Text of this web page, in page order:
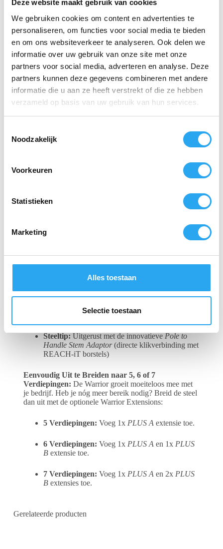
Deze website maakt gebruik van cookies
We gebruiken cookies om content en advertenties te
personaliseren, om functies voor social media te bieden
en om ons websiteverkeer te analyseren. Ook delen we
informatie over uw gebruik van onze site met onze
partners voor social media, adverteren en analyse. Deze
partners kunnen deze gegevens combineren met andere
informatie die u aan ze heeft verstrekt of die ze hebben
verzameld op basis van uw gebruik van hun services.
t
Noodzakelijk
Voorkeuren
Statistieken
Marketing
Alles toestaan
Selectie toestaan
per verdieping uit elkaar voor optimaal
ergonomisch werken op lagere niveaus.
Lange Levensduur:Ontworpen voor intensief
dagelijks gebruik met een verwachte levensduur
van maar liefst 10 jaar.
RVS End Defenders:Roestvrijstalen
beschermkappen op de onderzijden van de secties
op beton of asfalt.
grip, comfort en vitale elektrische isolatie tijdens
het werken.
– 4 verdiepingen)
40% Hi-Mod Carbonfiber & 60%
Slijtvast nylon en volledig
Steeltip: Uitgerust met de innovatieve Pole to
Handle Stem Adaptor(directe klikverbinding met
REACH-iT borstels)
Eenvoudig Uit te Breiden naar 5, 6 of 7
Verdiepingen: De Warrior groeit moeiteloos mee met
je bedrijf. Heb je nóg meer bereik nodig? Breid de steel
dan uit met de optionele Warrior Extensions:
5 Verdiepingen: Voeg 1x PLUS A extensie toe.
6 Verdiepingen: Voeg 1x PLUS A en 1x PLUS
Bextensie toe.
7 Verdiepingen: Voeg 1x PLUS A en 2x PLUS
Bextensies toe.
Gerelateerde producten